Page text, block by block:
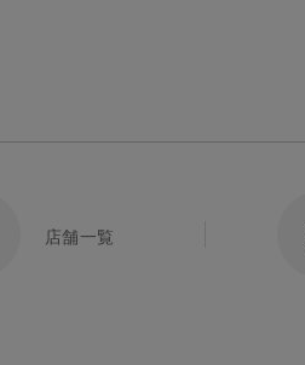
店舗一覧